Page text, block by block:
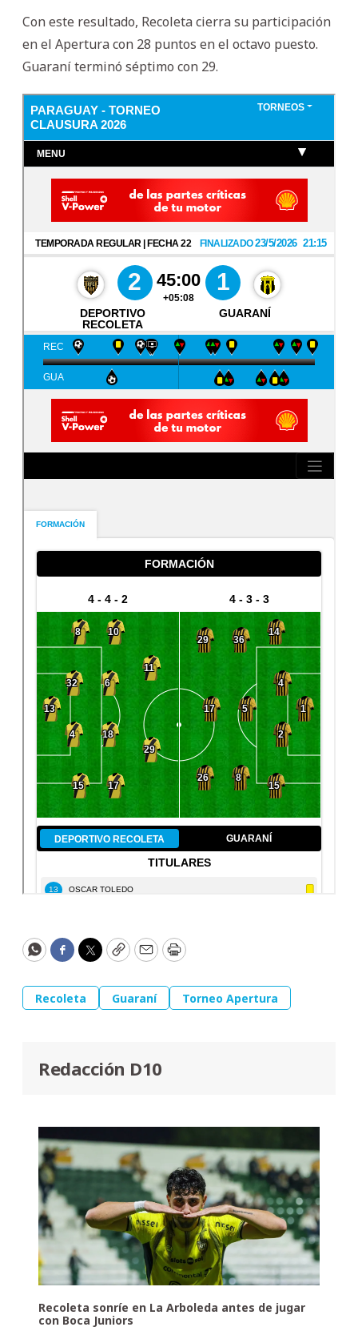
Con este resultado, Recoleta cierra su participación
en el Apertura con 28 puntos en el octavo puesto.
Guaraní terminó séptimo con 29.
WhatsApp
Facebook
Twitter
CopyEmailPrint
Recoleta Guaraní Torneo Apertura
Redacción D10
Recoleta sonríe en La Arboleda antes de jugar
con Boca Juniors